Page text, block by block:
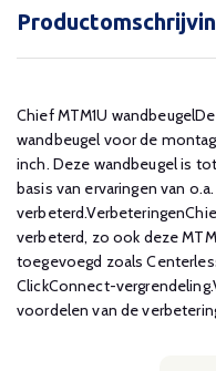
Chief MTM1U
wandbeugel voor de
inch. Deze wandbeugel is
basis van ervaringen van
verbeterd, zo ook deze
toegevoegd zoals
ClickConnect-
voordelen van de